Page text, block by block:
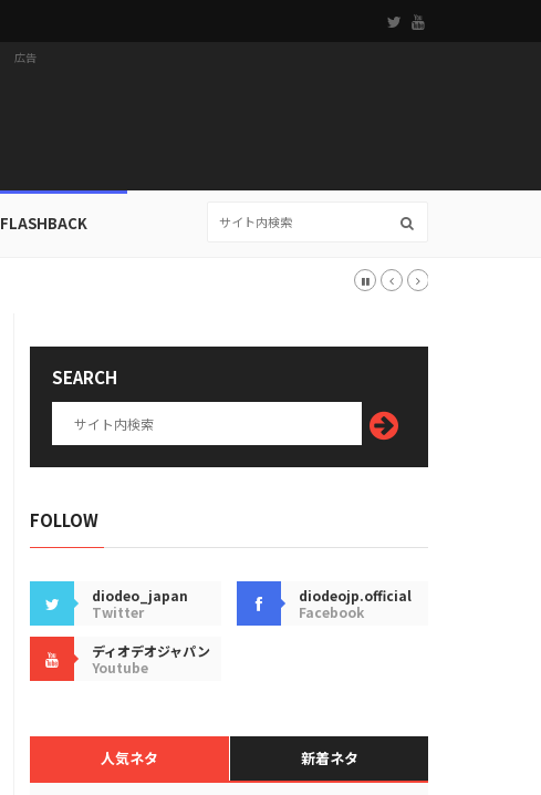
広告
FLASHBACK
SEARCH
FOLLOW
diodeo_japan
Twitter
diodeojp.official
Facebook
ディオデオジャパン
Youtube
人気ネタ 新着ネタ